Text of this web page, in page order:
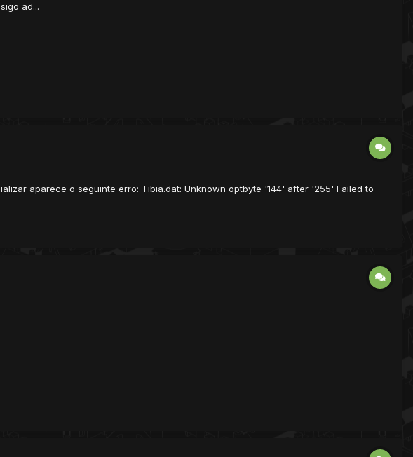
ad...
aparece o seguinte erro: Tibia.dat: Unknown optbyte '144' after '255' Failed to